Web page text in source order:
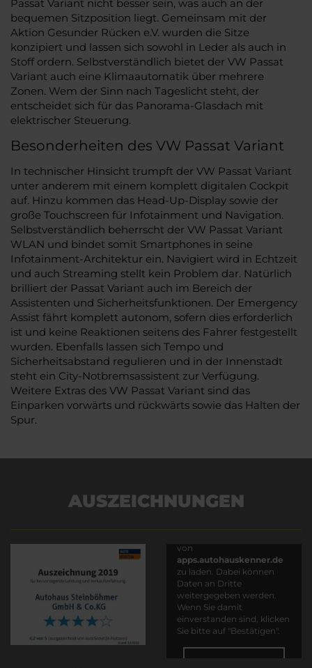
Passat Variant nicht besser sein, was auch an der
bequemen Sitzposition liegt. Gemeinsam mit der
Aktion Gesunder Rücken e.V. wurden die Sitze
konzipiert und lassen sich sowohl in Leder als auch in
Stoff ordern. Selbstverständlich bietet der VW Passat
Variant auch eine Klimaautomatik über mehrere
Zonen. Wem der Sinn nach Tageslicht steht, der
entscheidet sich für das Panorama-Glasdach mit
elektrischer Steuerung.
Besonderheiten des VW Passat Variant
In technischer Hinsicht trumpft der VW Passat Variant
unter anderem mit einem komplett digitalen Cockpit
auf. Hinzu kommen das Head-Up-Display sowie der
große Touchscreen für Infotainment und Navigation.
Selbstverständlich beherrscht der VW Passat Variant
WLAN und bindet somit Smartphones in seine
Infotainment-Architektur ein. Navigiert wird in Echtzeit
und auch Streaming stellt kein Problem dar. Natürlich
brilliert der Passat Variant auch im Bereich der
Assistenten und Sicherheitsfunktionen. Der Emergency
Assist fährt komplett autonom, sofern dies erforderlich
ist und keine Reaktionen seitens des Fahrer festgestellt
wurden. Ebenfalls lassen sich Tempo und
Sicherheitsabstand regulieren und in der Innenstadt
steht ein City-Notbremsassistent zur Verfügung.
Weitere Extras des VW Passat Variant sind das
Einparken vorwärts und rückwärts sowie das Halten der
Spur.
AUSZEICHNUNGEN
von
apps.autohauskenner.de
zu laden. Dabei können
Daten an Dritte
weitergegeben werden.
Wenn Sie damit
einverstanden sind, klicken
Sie bitte auf "Bestätigen".